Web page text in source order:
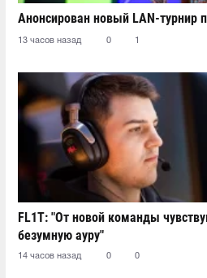
Анонсирован новый LAN-турнир
13 часов назад 0 1
FL1T: "От новой команды
безумную ауру"
14 часов назад 0 0